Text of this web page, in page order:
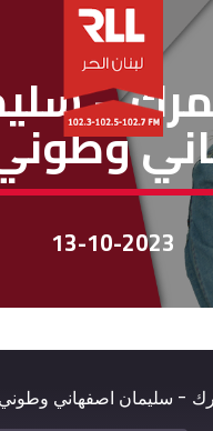
بلا جمرك
–
13-10-2023
- سليمان اصفهاني